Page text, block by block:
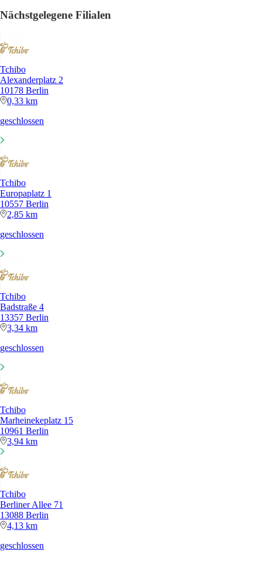
Nächstgelegene Filialen
Tchibo
Alexanderplatz 2
10178 Berlin
0,33 km
geschlossen
Tchibo
Europaplatz 1
10557 Berlin
2,85 km
geschlossen
Tchibo
Badstraße 4
13357 Berlin
3,34 km
geschlossen
Tchibo
Marheinekeplatz 15
10961 Berlin
3,94 km
Tchibo
Berliner Allee 71
13088 Berlin
4,13 km
geschlossen